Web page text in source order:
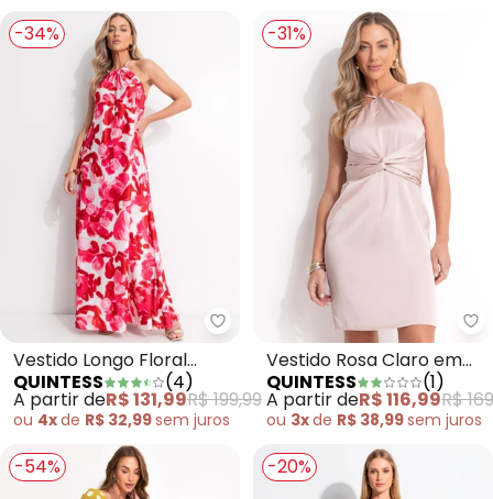
-34%
Quintess - Vestido Longo
Vestido Longo Floral
Soltinho com Decote
Halter e Amarração
QUINTESS (4)
A partir deR$ 131,99R$ 199,99
ou 4xde R$ 32,99sem juros
-31%
Vestido Rosa Claro em
Crepe Plano Acetinado
QUINTESS (1)
A partir deR$ 116,99R$
ou 3xde R$ 38,99sem juros
-54% -20%